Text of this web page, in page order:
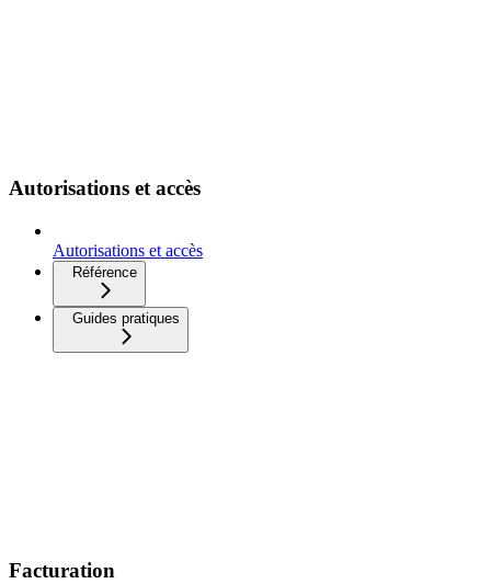
Autorisations et accès
Autorisations et accès
Référence
Guides pratiques
Facturation